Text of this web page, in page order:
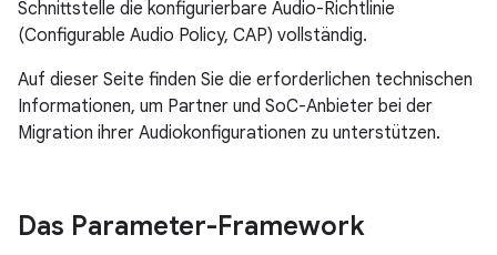
Schnittstelle die konfigurierbare Audio-Richtlinie
(Configurable Audio Policy, CAP) vollständig.
Auf dieser Seite finden Sie die erforderlichen technischen
Informationen, um Partner und SoC-Anbieter bei der
Migration ihrer Audiokonfigurationen zu unterstützen.
Das Parameter-Framework